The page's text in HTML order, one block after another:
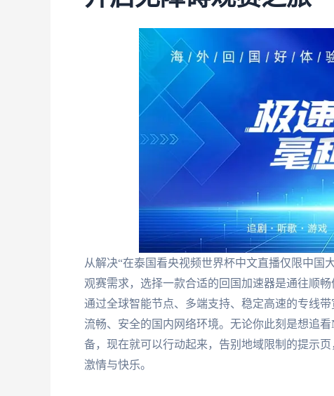
从解决“在泰国看央视频世界杯中文直播仅限中国
观赛需求，选择一款合适的回国加速器是通往顺
通过全球智能节点、多端支持、稳定高速的专线
流畅、安全的国内网络环境。无论你此刻是想追
备，现在就可以行动起来，告别地域限制的提示
激情与快乐。